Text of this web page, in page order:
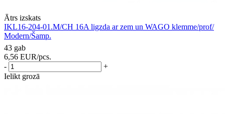
Ātrs izskats
IKL16-204-01.M/CH 16A ligzda ar zem un WAGO klemme/prof/
Modern/Šamp.
43 gab
6,56 EUR/pcs.
-
+
Ielikt grozā